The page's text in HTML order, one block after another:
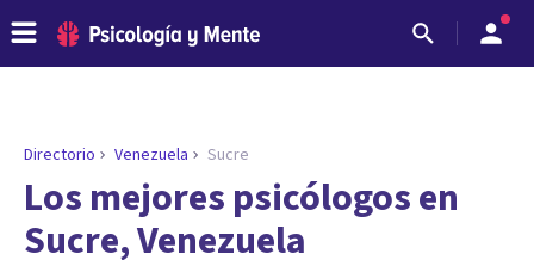
ENCONTRAR MI TERAPEUTA
¿Necesitas ayuda para encontrar el
psicólogo adecuado?
Responde a unas breves preguntas y te ofreceremos
Directorio Venezuela Sucre
Los mejores psicólogos en
Sucre, Venezuela